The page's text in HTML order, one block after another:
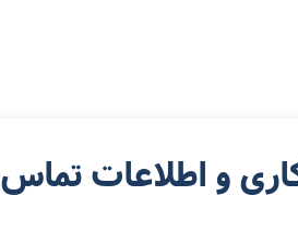
و اطلاعات تماس